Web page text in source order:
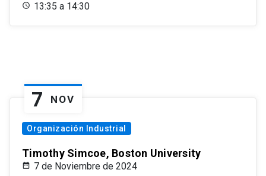
13:35 a 14:30
7 NOV
Organización Industrial
Timothy Simcoe, Boston University
7 de Noviembre de 2024